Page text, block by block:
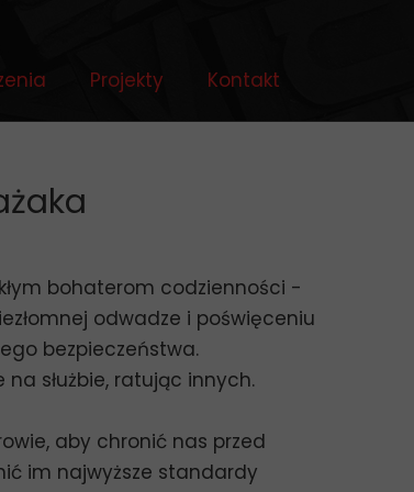
Projekty Kontakt
bohaterom codzienności -
odwadze i poświęceniu
bezpieczeństwa.
służbie, ratując innych.
aby chronić nas przed
im najwyższe standardy